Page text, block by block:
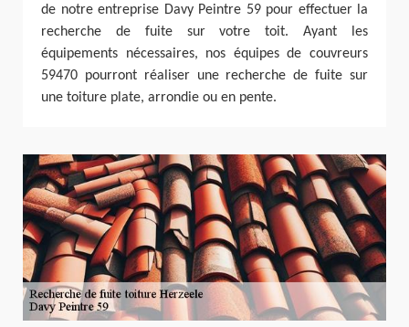
de notre entreprise Davy Peintre 59 pour effectuer la
recherche de fuite sur votre toit. Ayant les
équipements nécessaires, nos équipes de couvreurs
59470 pourront réaliser une recherche de fuite sur
une toiture plate, arrondie ou en pente.